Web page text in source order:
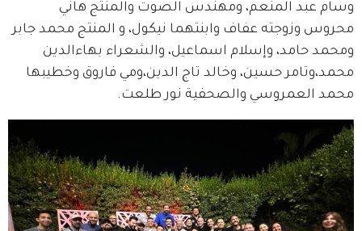
وسام عبد المنعم، ومهندس الصوت والمنتج هاني
محروس وزوجته عفاف وابنتهما نيكول، و المنتج محمد جابر
ومحمد حامد، وإسلام اسماعيل، والشعراء بهاءالدين
محمد،وتامر حسين، وخالد تاج الدين،ومي فاروق وخطيبها
محمد العمروسي والصحفية نور طلعت.